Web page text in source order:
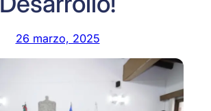
26 marzo, 2025